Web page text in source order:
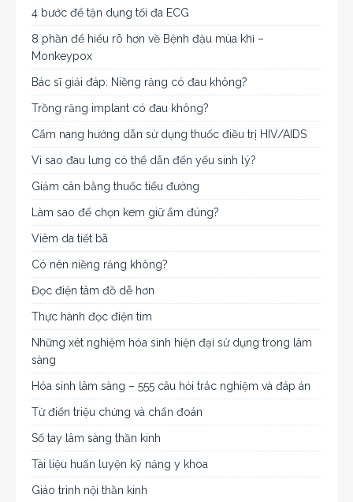
4 bước để tận dụng tối đa ECG
8 phần để hiểu rõ hơn về Bệnh đậu mùa khỉ –
Monkeypox
Bác sĩ giải đáp: Niềng răng có đau không?
Trồng răng implant có đau không?
Cẩm nang hướng dẫn sử dụng thuốc điều trị HIV/AIDS
Vì sao đau lưng có thể dẫn đến yếu sinh lý?
Giảm cân bằng thuốc tiểu đường
Làm sao để chọn kem giữ ẩm đúng?
Viêm da tiết bã
Có nên niềng răng không?
Đọc điện tâm đồ dễ hơn
Thực hành đọc điện tim
Những xét nghiệm hóa sinh hiện đại sử dụng trong lâm
sàng
Hóa sinh lâm sàng – 555 câu hỏi trắc nghiệm và đáp án
Từ điển triệu chứng và chẩn đoán
Sổ tay lâm sàng thần kinh
Tài liệu huấn luyện kỹ năng y khoa
Giáo trình nội thần kinh